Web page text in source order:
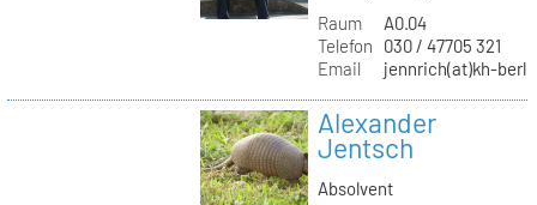
Raum
A0.04
Telefon
030 / 47705 321
Email
jennrich(at)kh-
Alexander
Jentsch
Absolvent